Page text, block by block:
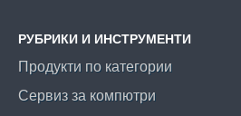
РУБРИКИ И ИНСТРУМЕНТИ
Продукти по категории
Сервиз за компютри